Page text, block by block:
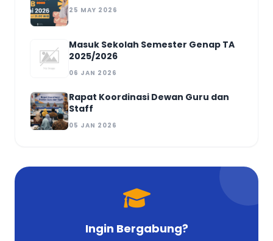
25 MAY 2026
Masuk Sekolah Semester Genap TA
2025/2026
06 JAN 2026
Rapat Koordinasi Dewan Guru dan
Staff
05 JAN 2026
Ingin Bergabung?